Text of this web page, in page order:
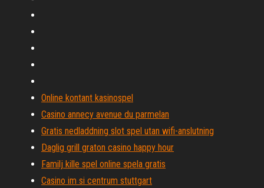
Online kontant kasinospel
Casino annecy avenue du parmelan
Gratis nedladdning slot spel utan wifi-anslutning
Daglig grill graton casino happy hour
Familj kille spel online spela gratis
Casino im si centrum stuttgart